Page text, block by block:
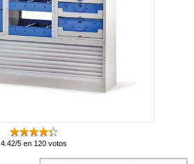
4.42/5 en 120 votos